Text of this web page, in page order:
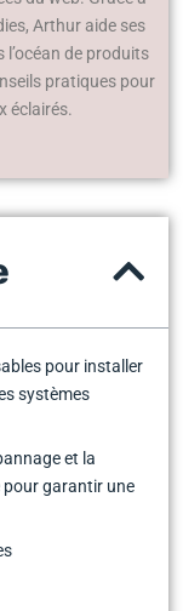
Arthur aide ses
l’océan de produits
pratiques pour
éclairés.
pour installer
systèmes
et la
garantir une